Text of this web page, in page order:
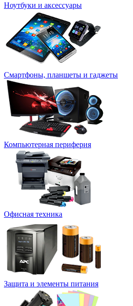
Ноутбуки и аксессуары
Смартфоны, планшеты и гаджеты
Компьютерная периферия
Офисная техника
Защита и элементы питания